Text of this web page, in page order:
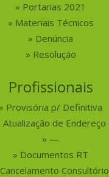
Portarias 2021
Materiais Técnicos
Denúncia
Resolução
Profissionais
Provisória p/ Definitiva
Atualização de Endereço
—
Documentos RT
Cancelamento Consultório